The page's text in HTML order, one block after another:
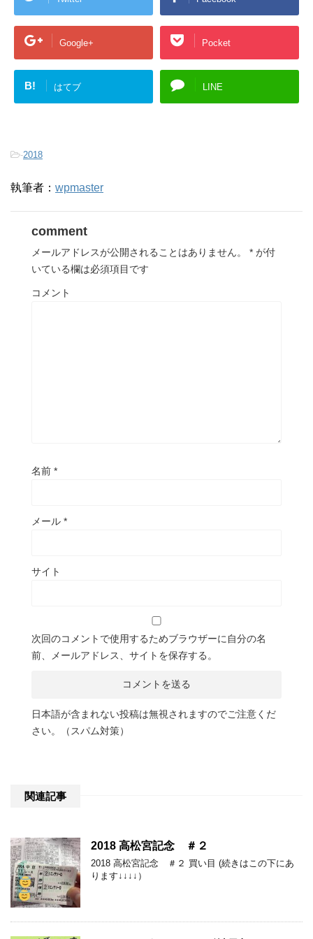
Google+ Pocket
B! はてブ LINE
-2018
執筆者： wpmaster
comment
メールアドレスが公開されることはありません。 * が付
いている欄は必須項目です
コメント
名前 *
メール *
サイト
次回のコメントで使用するためブラウザーに自分の名
前、メールアドレス、サイトを保存する。
日本語が含まれない投稿は無視されますのでご注意くだ
さい。（スパム対策）
関連記事
2018 高松宮記念 ＃２
2018 高松宮記念 ＃２ 買い目 (続きはこの下にあ
ります↓↓↓↓）